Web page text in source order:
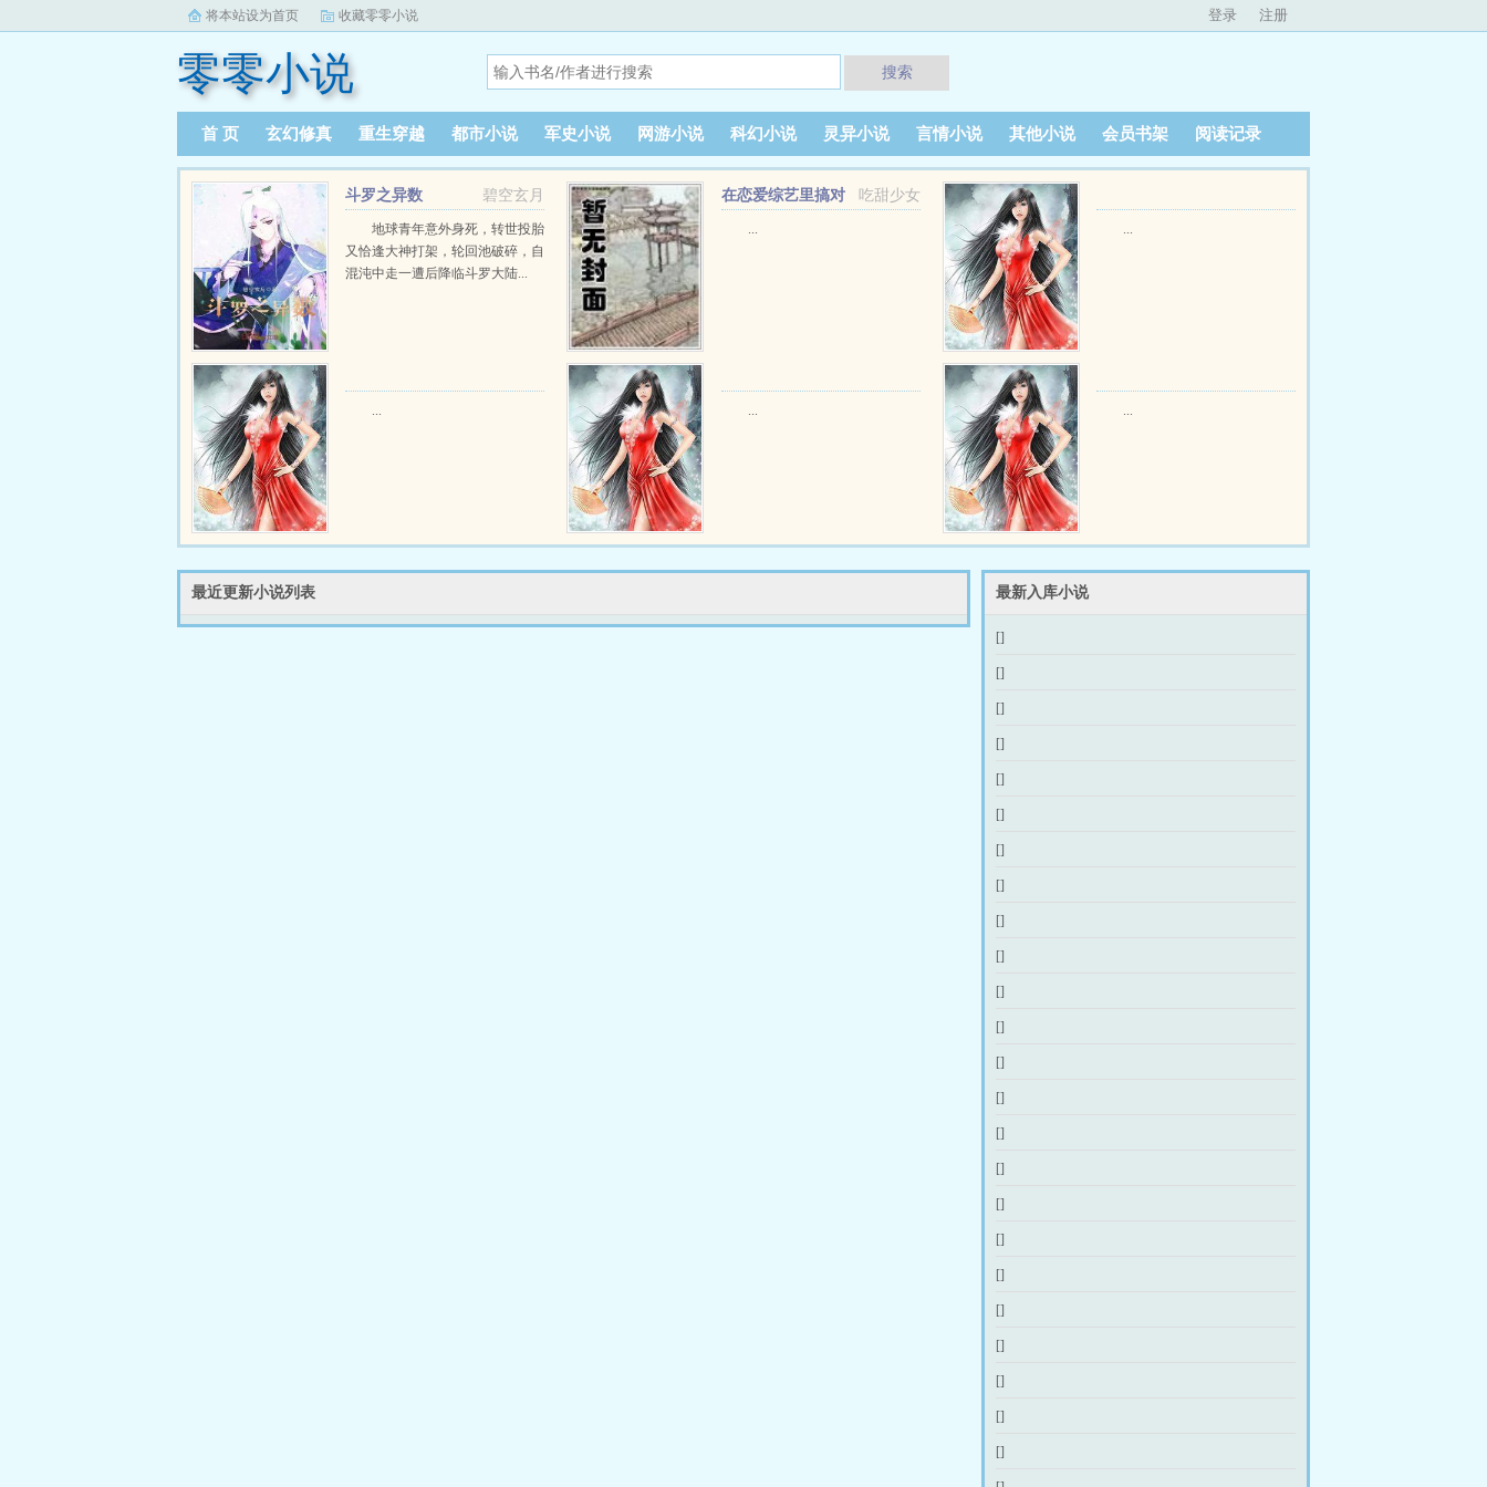
将本站设为首页 收藏零零小说 登录 注册
零零小说 搜索
首 页 玄幻修真 重生穿越 都市小说 军史小说 网游小说 科幻小说 灵异小说 言情小说 其他小说 会员书架 阅读记录
碧空玄月
斗罗之异数
地球青年意外身死，转世投胎
又恰逢大神打架，轮回池破碎，自
混沌中走一遭后降临斗罗大陆...
吃甜少女
在恋爱综艺里搞对
... ...
... ... ...
最新入库小说
[]
[]
[]
[]
[]
[]
[]
[]
[]
[]
[]
[]
[]
[]
[]
[]
[]
[]
[]
[]
[]
[]
[]
[]
最近更新小说列表